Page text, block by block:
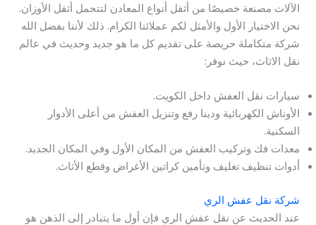
الآلات مصنعة خصيصًا من أثقل أنواع المعادن لتتحمل أثقل الأوزان.
نحن الاختيار الأول والأمثل لكم عملائنا الكرام. ذلك لأننا بفضل الله
شركة متكاملة حريصة على تقديم كل ما هو جديد وحديث في عالم
نقل الاثاث، حيث نوفر:
سيارات نقل العفش داخل الكويت.
الأوناش الكهربائية ودينا رفع وتنزيل العفش من أعلى الأدوار
السكنية.
معدات فك وتركيب العفش من المكان الأول وفي المكان الجديد.
أدوات تنظيف تغليف وتأمين كراتين الأغراض وقطع الأثاث.
شركة نقل عفش الري
عند الحديث عن نقل عفش الري فإن أول ما يتبادر إلى الذهن هو